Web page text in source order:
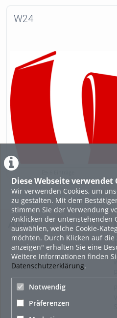
Diese Webseite verwendet
Wir verwenden Cookies, um
zu gestalten. Mit dem
stimmen Sie der Verwendung
Anklicken der untenstehenden
auswählen, welche Cookie-
möchten. Durch Klicken auf
anzeigen" erhalten Sie eine
Weitere Informationen finden
Datenschutzerklärung.
Notwendig
Präferenzen
W24
About